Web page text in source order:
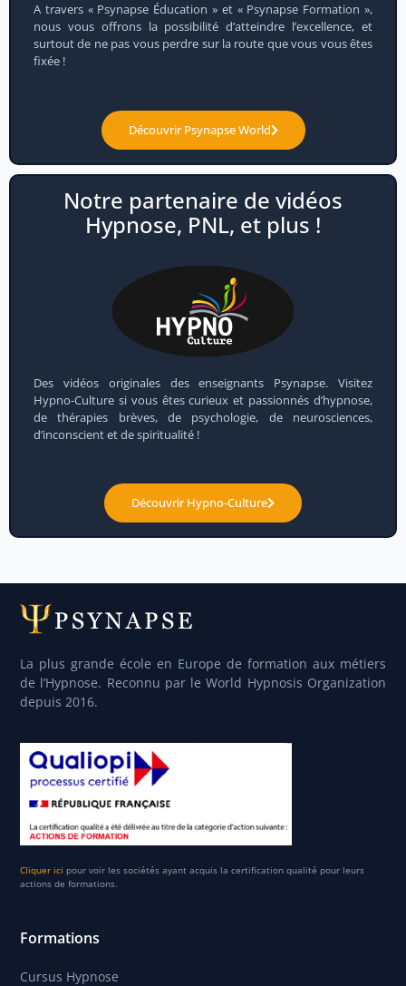
A travers « Psynapse Éducation » et « Psynapse Formation »,
nous vous offrons la possibilité d’atteindre l’excellence, et
surtout de ne pas vous perdre sur la route que vous vous êtes
fixée !
Découvrir Psynapse World
Notre partenaire de vidéos
Hypnose, PNL, et plus !
Des vidéos originales des enseignants Psynapse. Visitez
Hypno-Culture si vous êtes curieux et passionnés d’hypnose,
de thérapies brèves, de psychologie, de neurosciences,
d’inconscient et de spiritualité !
Découvrir Hypno-Culture
La plus grande école en Europe de formation aux métiers
de l’Hypnose. Reconnu par le World Hypnosis Organization
depuis 2016.
Cliquer ici pour voir les sociétés ayant acquis la certification qualité pour leurs
actions de formations.
Formations
Cursus Hypnose